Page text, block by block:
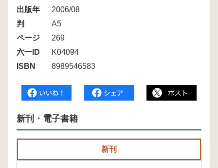
出版年
2006/08
判
A5
ページ
269
六一ID
K04094
ISBN
8989546583
新刊・電子書籍
新刊